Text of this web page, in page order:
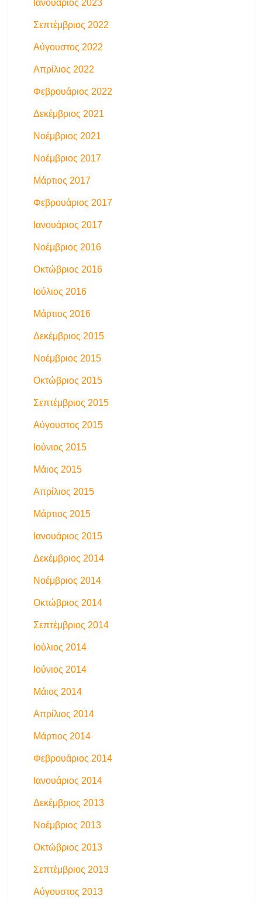
Ιανουάριος 2023
Σεπτέμβριος 2022
Αύγουστος 2022
Απρίλιος 2022
Φεβρουάριος 2022
Δεκέμβριος 2021
Νοέμβριος 2021
Νοέμβριος 2017
Μάρτιος 2017
Φεβρουάριος 2017
Ιανουάριος 2017
Νοέμβριος 2016
Οκτώβριος 2016
Ιούλιος 2016
Μάρτιος 2016
Δεκέμβριος 2015
Νοέμβριος 2015
Οκτώβριος 2015
Σεπτέμβριος 2015
Αύγουστος 2015
Ιούνιος 2015
Μάιος 2015
Απρίλιος 2015
Μάρτιος 2015
Ιανουάριος 2015
Δεκέμβριος 2014
Νοέμβριος 2014
Οκτώβριος 2014
Σεπτέμβριος 2014
Ιούλιος 2014
Ιούνιος 2014
Μάιος 2014
Απρίλιος 2014
Μάρτιος 2014
Φεβρουάριος 2014
Ιανουάριος 2014
Δεκέμβριος 2013
Νοέμβριος 2013
Οκτώβριος 2013
Σεπτέμβριος 2013
Αύγουστος 2013